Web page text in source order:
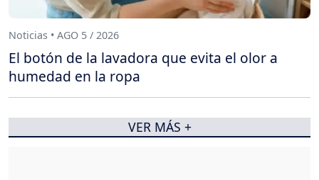
Noticias • AGO 5 / 2026
El botón de la lavadora que evita el olor a
humedad en la ropa
VER MÁS +